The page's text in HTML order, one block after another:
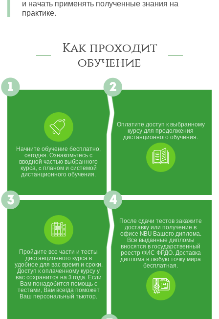
и начать применять полученные знания на
практике.
Как проходит
обучение
Начните обучение бесплатно,
сегодня. Ознакомьтесь с
вводной частью выбранного
курса, c планом и системой
дистанционного обучения.
Оплатите доступ к выбранному
курсу для продолжения
дистанционного обучения.
Пройдите все части и тесты
дистанционного курса в
удобное для вас время и сроки.
Доступ к оплаченному курсу у
вас сохранится на 3 года. Если
Вам понадобится помощь с
тестами, Вам всегда поможет
Ваш персональный тьютор.
После сдачи тестов закажите
доставку или получение в
офисе NBU Вашего диплома.
Все выданные дипломы
вносятся в государственный
реестр ФИС ФРДО. Доставка
диплома в любую точку мира
бесплатная.